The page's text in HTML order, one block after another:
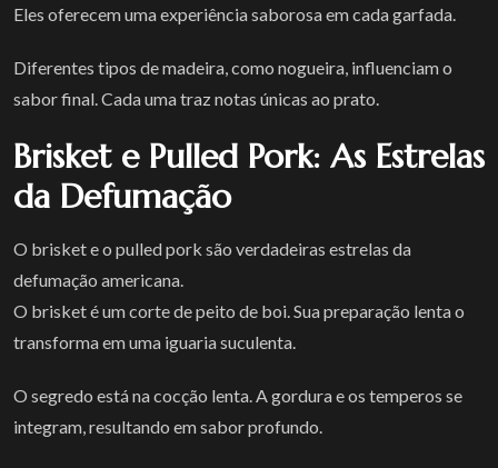
Eles oferecem uma experiência saborosa em cada garfada.
Diferentes tipos de madeira, como nogueira, influenciam o
sabor final. Cada uma traz notas únicas ao prato.
Brisket e Pulled Pork: As Estrelas
da Defumação
O brisket e o pulled pork são verdadeiras estrelas da
defumação americana.
O brisket é um corte de peito de boi. Sua preparação lenta o
transforma em uma iguaria suculenta.
O segredo está na cocção lenta. A gordura e os temperos se
integram, resultando em sabor profundo.